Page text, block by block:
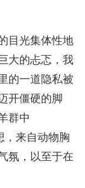
目光集体性地
大的忐忑，我
的一道隐私被
开僵硬的脚
群中
，来自动物胸
氛，以至于在